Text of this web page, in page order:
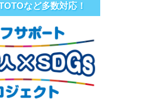
など多数対応！